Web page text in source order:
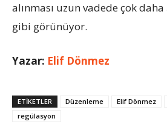
alınması uzun vadede çok
gibi görünüyor.
Yazar: Elif Dönmez
ETIKETLER Düzenleme Elif Dönmez
regülasyon